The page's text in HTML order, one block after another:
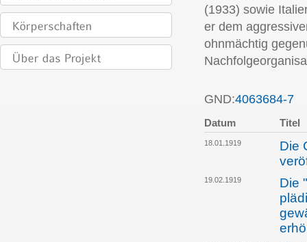
(1933) sowie
er dem
ohnmächtig
GND:4063684-7
Datum Titel
18.01.1919
Die
19.02.1919
Die